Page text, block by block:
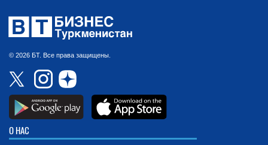
© 2026 БТ. Все права защищены.
О НАС